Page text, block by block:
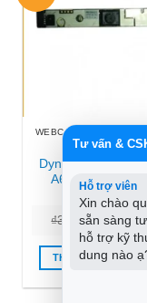
WEBCAM LAPTOP
Webcam
Dynabook
A665 – Thay
TPHCM Giá Rẻ
₫350.000 Giá
gốc
là:
₫
THÊM VÀO GIỎ
Tư vấn &
Hỗ trợ viên
Xin chào
sẵn sàng
hỗ trợ kỹ
dung nào